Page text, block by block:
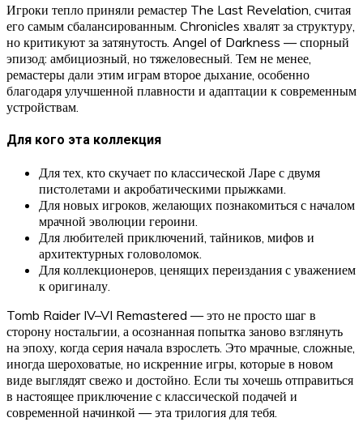
Игроки тепло приняли ремастер The Last Revelation, считая
его самым сбалансированным. Chronicles хвалят за структуру,
но критикуют за затянутость. Angel of Darkness — спорный
эпизод: амбициозный, но тяжеловесный. Тем не менее,
ремастеры дали этим играм второе дыхание, особенно
благодаря улучшенной плавности и адаптации к современным
устройствам.
Для кого эта коллекция
Для тех, кто скучает по классической Ларе с двумя
пистолетами и акробатическими прыжками.
Для новых игроков, желающих познакомиться с началом
мрачной эволюции героини.
Для любителей приключений, тайников, мифов и
архитектурных головоломок.
Для коллекционеров, ценящих переиздания с уважением
к оригиналу.
Tomb Raider IV–VI Remastered — это не просто шаг в
сторону ностальгии, а осознанная попытка заново взглянуть
на эпоху, когда серия начала взрослеть. Это мрачные, сложные,
иногда шероховатые, но искренние игры, которые в новом
виде выглядят свежо и достойно. Если ты хочешь отправиться
в настоящее приключение с классической подачей и
современной начинкой — эта трилогия для тебя.